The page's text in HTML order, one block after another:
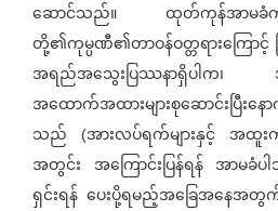
ဆောင်သည်။ ထုတ်ကုန်အာမခံ
တို့၏ကုမ္ပဏီ၏တာဝန်ဝတ္တရားကြောင့်
အရည်အသွေးပြဿနာရှိပါက၊ အပ
အထောက်အထားများစုဆောင်းပြီးန
သည် (အားလပ်ရက်များနှင့် အထူး
အတွင်း အကြောင်းပြန်ရန် အာမခံ
ရှင်းရန် ပေးပို့ရမည့်အခြေအနေအ